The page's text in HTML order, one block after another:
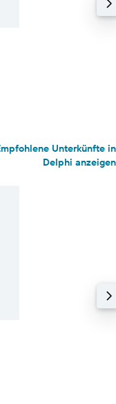
Unterkünfte in
Delphi anzeigen